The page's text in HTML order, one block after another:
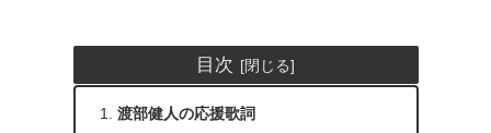
目次
渡部健人の応援歌詞